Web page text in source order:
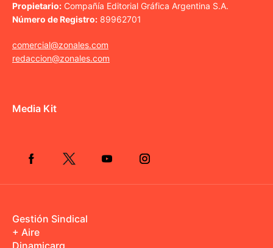
Propietario: Compañía Editorial Gráfica Argentina S.A.
Número de Registro: 89962701
comercial@zonales.com
redaccion@zonales.com
Media Kit
Gestión Sindical
+ Aire